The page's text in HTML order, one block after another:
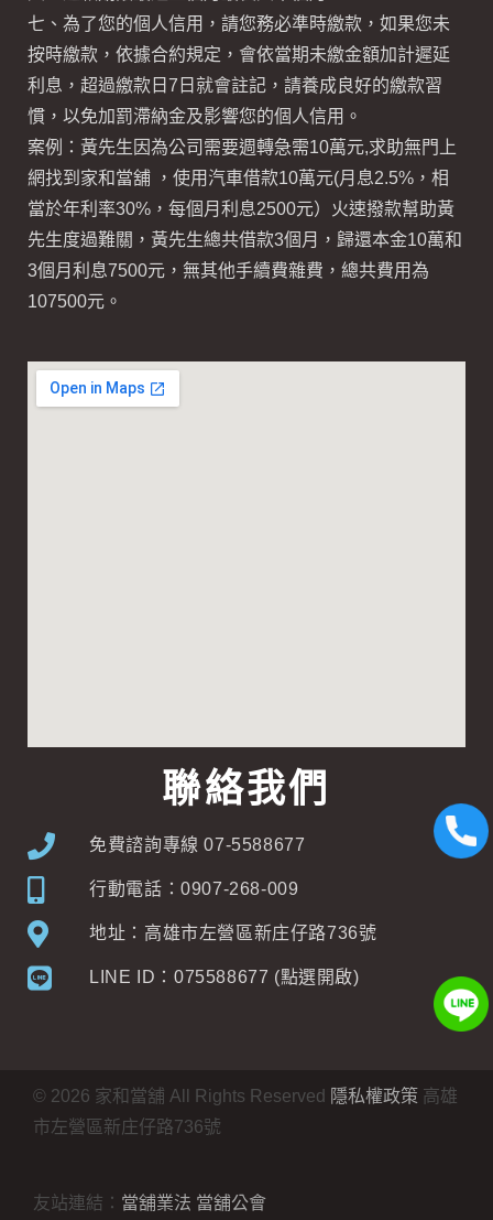
七、為了您的個人信用，請您務必準時繳款，如果您未
按時繳款，依據合約規定，會依當期未繳金額加計遲延
利息，超過繳款日7日就會註記，請養成良好的繳款習
慣，以免加罰滯納金及影響您的個人信用。
案例：黃先生因為公司需要週轉急需10萬元,求助無門上
網找到家和當舖 ，使用汽車借款10萬元(月息2.5%，相
當於年利率30%，每個月利息2500元）火速撥款幫助黃
先生度過難關，黃先生總共借款3個月，歸還本金10萬和
3個月利息7500元，無其他手續費雜費，總共費用為
107500元。
聯絡我們
免費諮詢專線 07-5588677
行動電話：0907-268-009
地址：高雄市左營區新庄仔路736號
LINE ID：075588677 (點選開啟)
© 2026 家和當舖 All Rights Reserved 隱私權政策 高雄
市左營區新庄仔路736號
友站連結： 當舖業法 當舖公會